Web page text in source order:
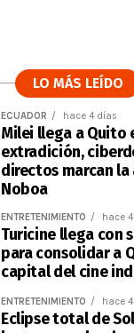
LO MÁS LEÍDO
ECUADOR hace 4 días
Milei llega a Quito
extradición,
directos marcan la
Noboa
ENTRETENIMIENTO hace
Turicine llega con
para consolidar a
capital del cine
ENTRETENIMIENTO hace
Eclipse total de